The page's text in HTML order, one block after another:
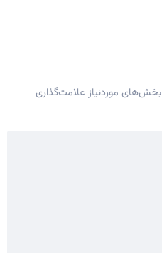
بخش‌های موردنیاز علامت‌گذاری